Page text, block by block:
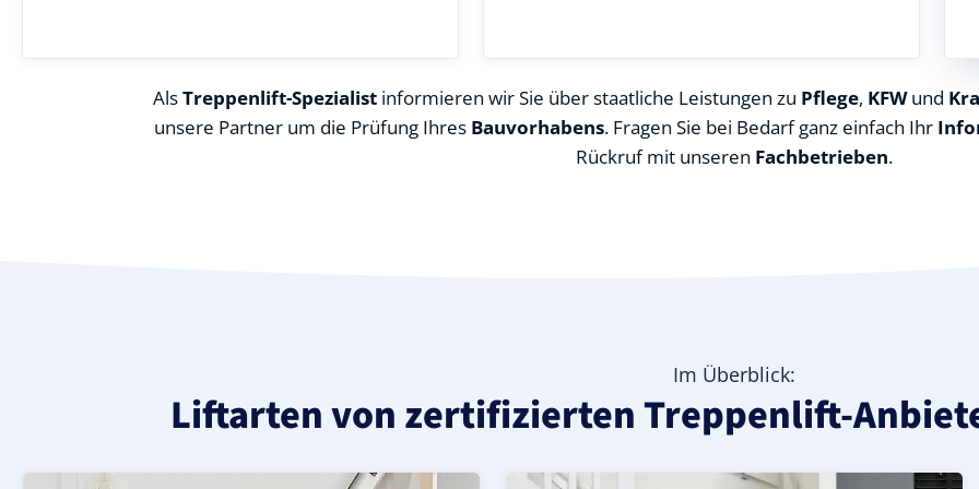
AlsTreppenlift-Spezialist informieren wir Sie über staatliche Leistungen zu Pflege, KFWund
unsere Partner um die Prüfung Ihres Bauvorhabens. Fragen Sie bei Bedarf ganz einfach Ihr
Rückruf mit unseren Fachbetrieben.
Im Überblick:
Liftarten von zertifizierten Treppenlift-